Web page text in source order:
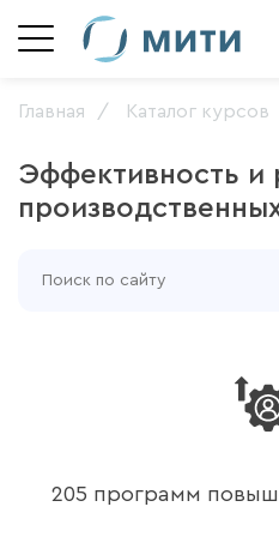
Главная Каталог курсов
Эффективность и
205 программ